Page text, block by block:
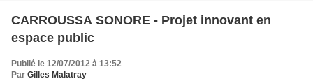
CARROUSSA SONORE - Projet innovant en
espace public
Publié le 12/07/2012 à 13:52
Par Gilles Malatray